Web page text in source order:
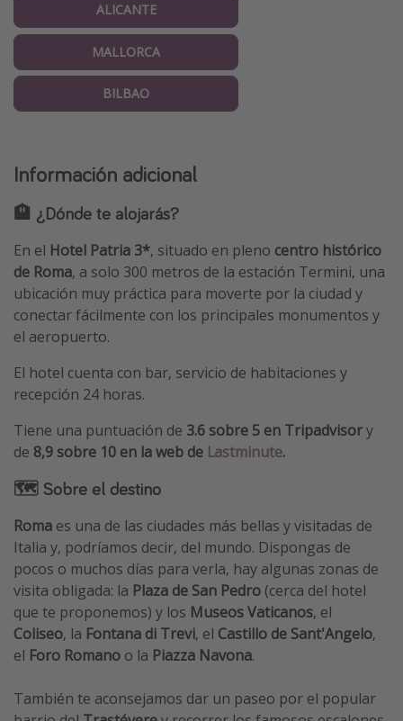
ALICANTE
MALLORCA
BILBAO
Información adicional
🏨 ¿Dónde te alojarás?
En el Hotel Patria 3*, situado en pleno centro histórico
de Roma, a solo 300 metros de la estación Termini, una
ubicación muy práctica para moverte por la ciudad y
conectar fácilmente con los principales monumentos y
el aeropuerto.
El hotel cuenta con bar, servicio de habitaciones y
recepción 24 horas.
Tiene una puntuación de 3.6 sobre 5 en Tripadvisory
de 8,9 sobre 10 en la web de Lastminute.
🗺 Sobre el destino
Roma es una de las ciudades más bellas y visitadas de
Italia y, podríamos decir, del mundo. Dispongas de
pocos o muchos días para verla, hay algunas zonas de
visita obligada: la Plaza de San Pedro (cerca del hotel
que te proponemos) y los Museos Vaticanos, el
Coliseo, la Fontana di Trevi, el Castillo de Sant'Angelo,
el Foro Romano o la Piazza Navona.
También te aconsejamos dar un paseo por el popular